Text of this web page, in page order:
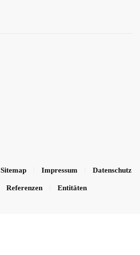
Sitemap Impressum Datenschutz
Referenzen Entitäten